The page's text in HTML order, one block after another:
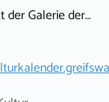
Galerie der…